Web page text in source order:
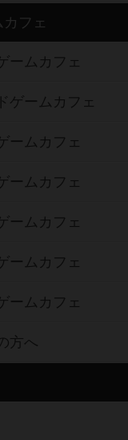
フェ
ームカフェ
ゲームカフェ
ームカフェ
ームカフェ
ームカフェ
ームカフェ
ームカフェ
方へ